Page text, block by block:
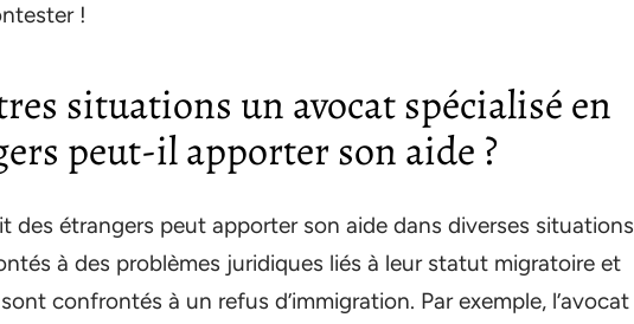
!
situations un avocat spécialisé en
peut-il apporter son aide ?
des étrangers peut apporter son aide dans diverses situations
à des problèmes juridiques liés à leur statut migratoire et
confrontés à un refus d’immigration. Par exemple, l’avocat